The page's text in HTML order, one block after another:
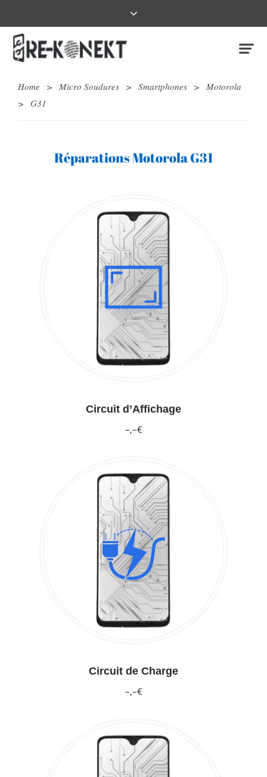
Home > Micro Soudures > Smartphones > Motorola
> G31
Réparations Motorola G31
Circuit d’Affichage
–,–€
Circuit de Charge
–,–€